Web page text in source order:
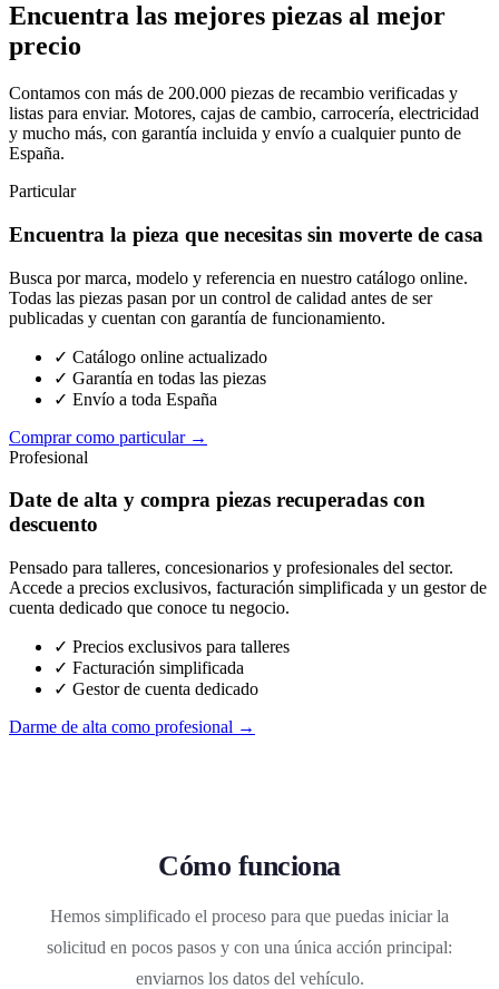
Encuentra las mejores piezas al mejor
precio
Contamos con más de 200.000 piezas de recambio verificadas y
listas para enviar. Motores, cajas de cambio, carrocería, electricidad
y mucho más, con garantía incluida y envío a cualquier punto de
España.
Particular
Encuentra la pieza que necesitas sin moverte de casa
Busca por marca, modelo y referencia en nuestro catálogo online.
Todas las piezas pasan por un control de calidad antes de ser
publicadas y cuentan con garantía de funcionamiento.
✓ Catálogo online actualizado
✓ Garantía en todas las piezas
✓ Envío a toda España
Comprar como particular →
Profesional
Date de alta y compra piezas recuperadas con
descuento
Pensado para talleres, concesionarios y profesionales del sector.
Accede a precios exclusivos, facturación simplificada y un gestor de
cuenta dedicado que conoce tu negocio.
✓ Precios exclusivos para talleres
✓ Facturación simplificada
✓ Gestor de cuenta dedicado
Darme de alta como profesional →
Cómo funciona
Hemos simplificado el proceso para que puedas iniciar la
solicitud en pocos pasos y con una única acción principal:
enviarnos los datos del vehículo.